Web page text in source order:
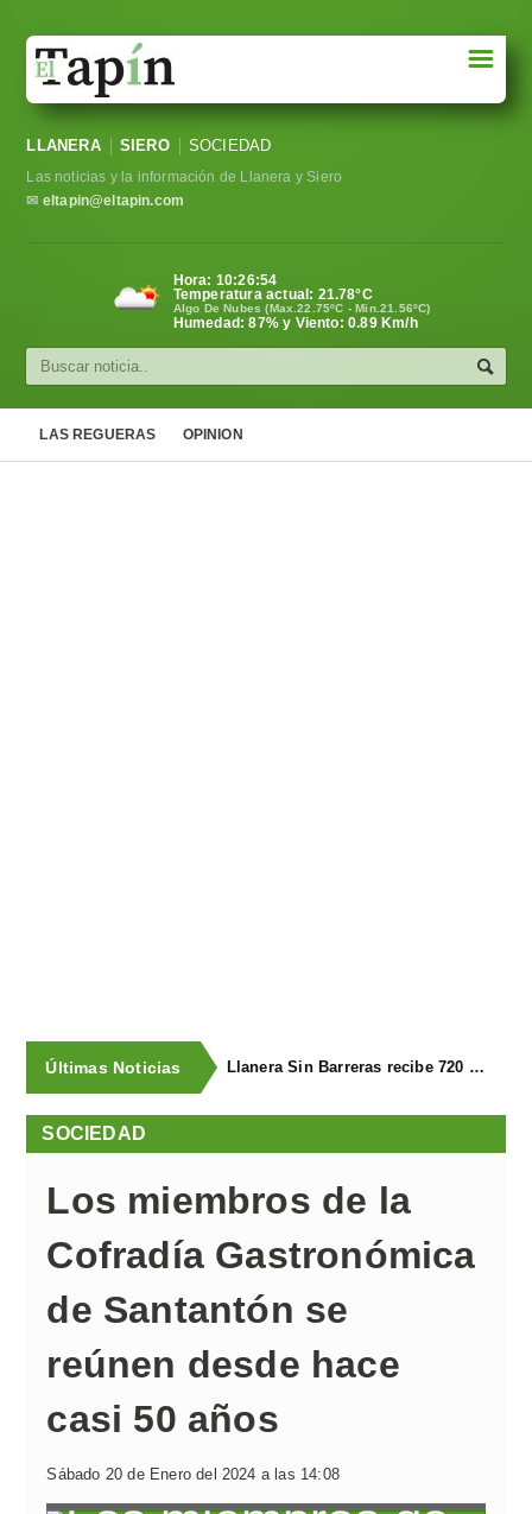
Sociedad
Política
Cultura
☰
LLANERA SIERO SOCIEDAD
Las noticias y la información de Llanera y Siero
✉ eltapin@eltapin.com
Hora: 10:26:55
Temperatura actual: 21.78°C
Algo De Nubes (Max.22.75ºC - Min.21.56ºC)
Humedad: 87% y Viento: 0.89 Km/h
LAS REGUERAS OPINION
Últimas Noticias Llanera Sin Barreras recibe 720 euros de la subasta solidaria del Concurso Equino de Llanera
SOCIEDAD
Los miembros de la
Cofradía Gastronómica
de Santantón se
reúnen desde hace
casi 50 años
Sábado 20 de Enero del 2024 a las 14:08